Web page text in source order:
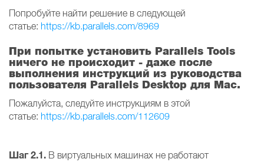
Попробуйте найти решение в следующей
статье: https://kb.parallels.com/8969
При попытке установить Parallels Tools
ничего не происходит - даже после
выполнения инструкций из руководства
пользователя Parallels Desktop для Mac.
Пожалуйста, следуйте инструкциям в этой
статье: https://kb.parallels.com/112609
Шаг 2.1. В виртуальных машинах не работают